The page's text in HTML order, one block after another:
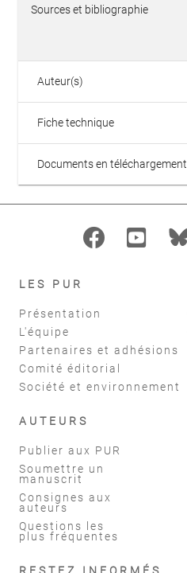
Sources et bibliographie
Auteur(s)
Fiche technique
Documents en téléchargement
LES PUR
Présentation
L'équipe
Partenaires et adhésions
Comité éditorial
Société et environnement
AUTEURS
Publier aux PUR
Soumettre un
manuscrit
Consignes aux
auteurs
Questions les
plus fréquentes
RESTEZ INFORMÉS